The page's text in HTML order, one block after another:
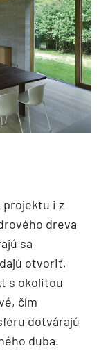
projektu i z
dreva
sa
otvoriť,
s okolitou
čím
dotvárajú
duba.